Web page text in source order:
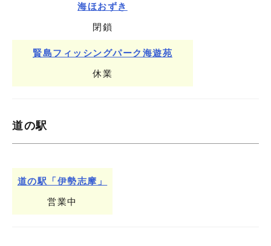
海ほおずき
閉鎖
賢島フィッシングパーク海遊苑
休業
道の駅
道の駅「伊勢志摩」
営業中